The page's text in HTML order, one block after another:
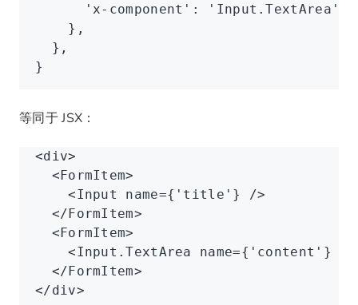
      'x-component'
: 'Input.TextArea'
    }
,
  }
,
}
等同于 JSX：
<div>
  <
FormItem>
    <
Input name={ 'title' } />
  </
FormItem>
  <
FormItem>
    <
Input.TextArea name={ 'content' } />
  </
FormItem>
</div>